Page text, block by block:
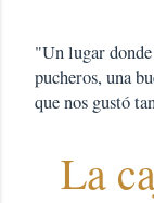
"Un lugar
pucheros, una
que nos gustó
La